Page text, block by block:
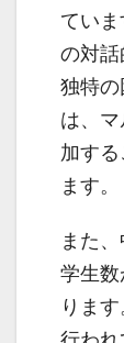
てい
の対
独特の
は、
加す
ます。
また
学生
りま